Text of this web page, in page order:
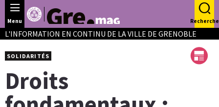
Panneau de gestion des cookies
Menu Recherche
L'INFORMATION EN CONTINU DE LA VILLE DE GRENOBLE
Droits
SOLIDARITÉS